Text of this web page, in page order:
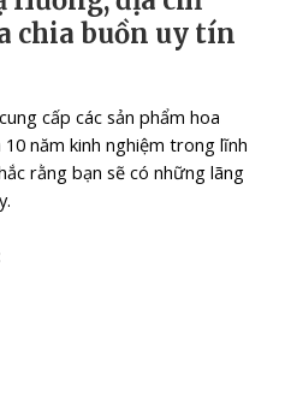
chia buồn uy tín
cấp các sản phẩm hoa
năm kinh nghiệm trong lĩnh
rằng bạn sẽ có những lãng